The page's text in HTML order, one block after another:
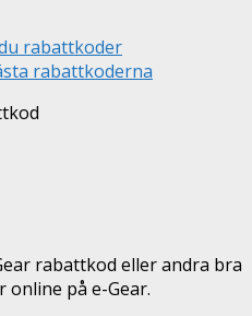
rabattkoder
rabattkoderna
rabattkod eller andra bra
online på e-Gear.